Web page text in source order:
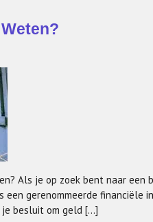
Als je op zoek bent naar
een gerenommeerde financiële
besluit om geld […]